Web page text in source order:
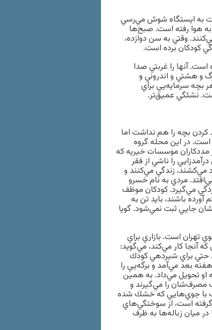
به ايستگاه شوش مي‌رسي
هوا رفته است. صبح‌ها
وقتي به سن دوازده،
كودكان برده است.
آنها را غربتي صدا
و هشتي و اندروني و
بچه سرمايه‌يي براي
نشئگي عميق‌تر.
كردن بچه را هم نداشت اما
در اين محله گروه
مددكاران موسسات خيريه كه
را ناشي از فقر
مي‌كشند، زندگي مي‌كنند و
مردي به نام خسرو
مي‌گيرد. كودكان موظف
باشند، بايد تن به
جايي ثبت نمي‌شود. گويا
تهران است. بازاري براي
آنجا كار مي‌كند، مي‌گويد:
حتي براي شيردهي كودك
بعد مي‌آمد و برگه‌يي را
او تحويل مي‌داد. به همين
مصرف‌شان را مي‌گيرند و
با جوي‌هايي كه خشك شده
گرفته است، از سوختگي‌هاي
ميان زباله‌ها به ظرف